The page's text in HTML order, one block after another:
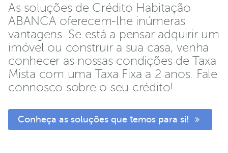
As soluções de Crédito Habitação
ABANCA oferecem-lhe inúmeras
vantagens. Se está a pensar adquirir um
imóvel ou construir a sua casa, venha
conhecer as nossas condições de Taxa
Mista com uma Taxa Fixa a 2 anos. Fale
connosco sobre o seu crédito!
Conheça as soluções que temos para si!